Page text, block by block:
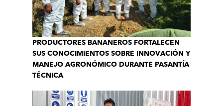
PRODUCTORES BANANEROS FORTALECEN
SUS CONOCIMIENTOS SOBRE INNOVACIÓN Y
MANEJO AGRONÓMICO DURANTE PASANTÍA
TÉCNICA